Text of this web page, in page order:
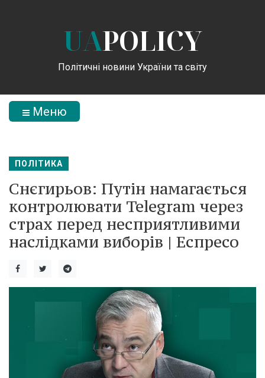
UAPOLICY
Політичні новини України та світу
Меню
ПОЛІТИКА
Снєгирьов: Путін намагається
контролювати Telegram через
страх перед несприятливими
наслідками виборів | Еспресо